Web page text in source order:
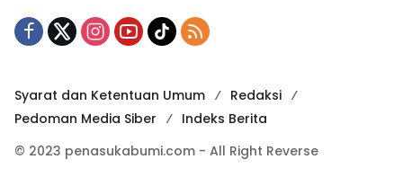
Syarat dan Ketentuan Umum
Redaksi
Pedoman Media Siber
Indeks Berita
© 2023 penasukabumi.com - All Right Reverse